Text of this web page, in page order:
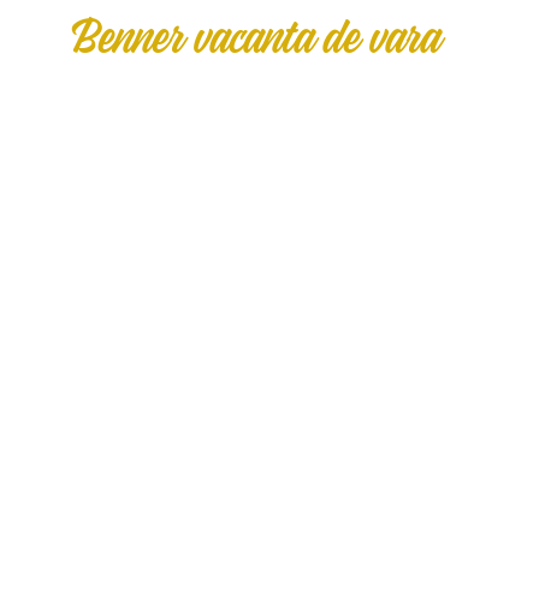
Benner vacanta de vara